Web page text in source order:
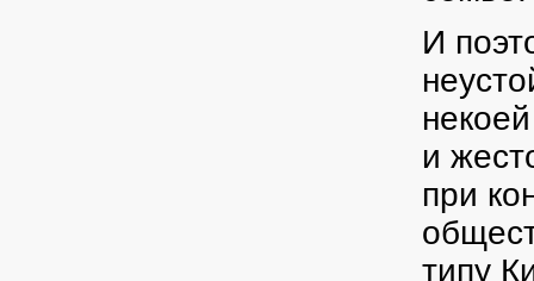
И
и
при
типу